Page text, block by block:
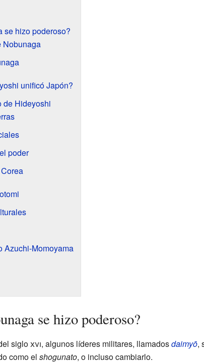
se hizo poderoso?
Nobunaga
unificó Japón?
de Hideyoshi
poder
Azuchi-Momoyama
se hizo poderoso?
sigloxvi, algunos líderes militares, llamadosdaimyō,
como el shogunato, o incluso cambiarlo.